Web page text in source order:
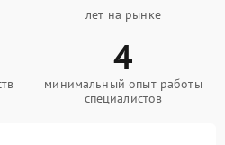
лет на рынке
4
минимальный опыт работы
специалистов